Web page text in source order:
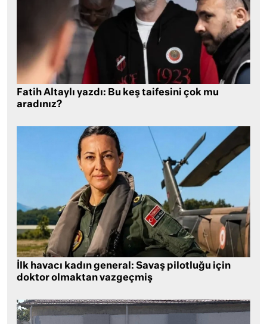
Fatih Altaylı yazdı: Bu keş taifesini çok mu
aradınız?
İlk havacı kadın general: Savaş pilotluğu için
doktor olmaktan vazgeçmiş